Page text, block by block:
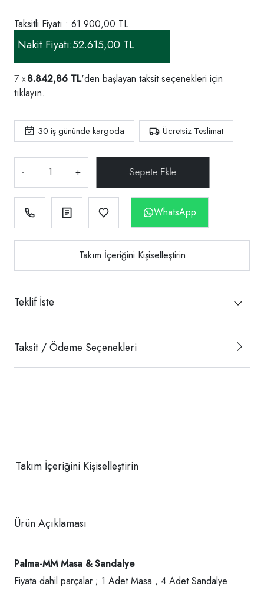
Taksitli Fiyatı : 61.900,00 TL
Nakit Fiyatı:52.615,00 TL
8.842,86 TL'den başlayan taksit seçenekleri için
tıklayın.
30 iş gününde kargoda Ücretsiz Teslimat
- +
WhatsApp
Takım İçeriğini Kişiselleştirin
Teklif İste
Taksit / Ödeme Seçenekleri
Takım İçeriğini Kişiselleştirin
Ürün Açıklaması
Palma-MM Masa & Sandalye
Fiyata dahil parçalar ; 1 Adet Masa , 4 Adet Sandalye